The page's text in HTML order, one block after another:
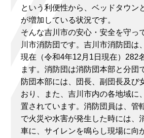
という利便性から、ベッドタウン
が増加している状況です。
そんな吉川市の安心・安全を守っ
川市消防団です。吉川市消防団は
現在（令和4年12月1日現在）282
ます。消防団は消防団本部と分団
防団本部には、団長、副団長及び
おり、また、吉川市内の各地域に
置されています。消防団員は、管
で火災や水害が発生した時には、
車に、サイレンを鳴らし現場に向